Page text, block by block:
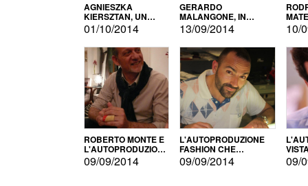
AGNIESZKA
KIERSZTAN, UN
MODELLO DI
AUTOPRODUZIONE
01/10/2014
GERARDO
MALANGONE, IN
GIURIA PER IL
CONCORSO
LETTERARIO
13/09/2014 10/
ROBERTO MONTE E
L'AUTOPRODUZIONE
CON IL CENSIMENTO
09/09/2014
L'AUTOPRODUZIONE
FASHION CHE
CONQUISTA GLI USA
09/09/2014 09/